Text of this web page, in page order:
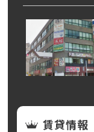
賃貸情報